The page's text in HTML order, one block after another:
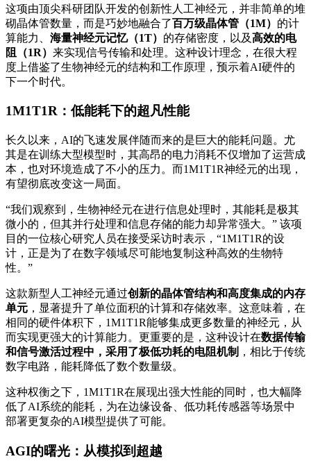
这项由顶尖科研团队开发的创新性人工神经元，并非简单的堆
砌晶体管数量，而是巧妙地融合了百万级晶体管（1M） 的计
算能力、 海量神经元记忆（1T） 的存储密度，以及高效的电
阻（1R） 来实现信号传输和处理。这种设计理念，在很大程
度上借鉴了生物神经元的结构和工作原理，预示着AI硬件的
下一个时代。
1M1T1R：低能耗下的超凡性能
长久以来，AI的飞速发展伴随而来的是巨大的能耗问题。尤
其是在训练大型模型时，其高昂的电力消耗不仅增加了运营成
本，也对环境造成了不小的压力。而1M1T1R神经元的出现，
有望彻底改变这一局面。
“我们观察到，生物神经元在进行信息处理时，其能耗是极其
微小的，但其并行处理和信息存储的能力却异常强大。” 该项
目的一位核心研究人员在接受采访时表示，“1M1T1R的设
计，正是为了在数字领域尽可能地复制这种高效的生物特
性。”
这款新型人工神经元通过创新的晶体管结构和高度集成的内存
单元 ，显著提升了单位面积的计算和存储效率。这意味着，在
相同的硬件体积下，1M1T1R能够集成更多数量的神经元，从
而实现更强大的计算能力。更重要的是，这种设计在数据传输
和信号激活过程中，采用了极低功耗的电阻机制 ，相比于传统
数字电路，能耗降低了数个数量级。
这种权衡之下，1M1T1R在展现出强大性能的同时，也大幅降
低了AI系统的能耗，为在边缘设备、低功耗传感器等场景中
部署更复杂的AI模型提供了可能。
AGI的曙光：从模拟到超越